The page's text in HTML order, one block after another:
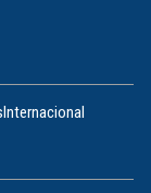
Internacional